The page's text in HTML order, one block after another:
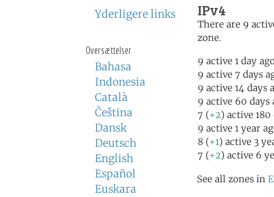
Yderligere links
Oversættelser
Bahasa
Indonesia
Català
Čeština
Dansk
Deutsch
English
Español
Euskara
IPv4
There are 9
zone.
9 active 1 day
9 active 7 days
9 active 14 days
9 active 60 days
7 (+2) active 180
9 active 1 year
8 (+1) active 3
7 (+2) active 6
See all zones in